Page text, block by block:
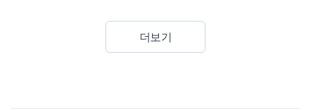
더보기